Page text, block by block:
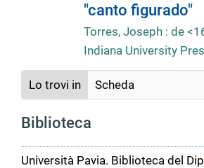
"canto figurado"
Torres, Joseph : de
Indiana University
Lo trovi in Scheda
Biblioteca
Università Pavia. Biblioteca del